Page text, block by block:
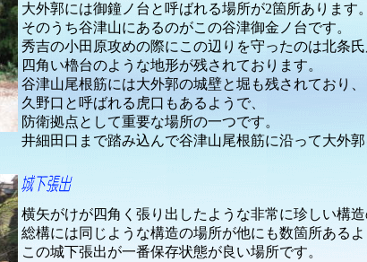
大外郭には御鐘ノ台と呼ばれる場所が2箇所あります
そのうち谷津山にあるのがこの谷津御金ノ台です。
秀吉の小田原攻めの際にこの辺りを守ったのは北条
四角い櫓台のような地形が残されております。
谷津山尾根筋には大外郭の城壁と堀も残されており、
久野口と呼ばれる虎口もあるようで、
防衛拠点として重要な場所の一つです。
井細田口まで踏み込んで谷津山尾根筋に沿って大外
横矢がけが四角く張り出したような非常に珍しい構
総構には同じような構造の場所が他にも数箇所ある
この城下張出が一番保存状態が良い場所です。